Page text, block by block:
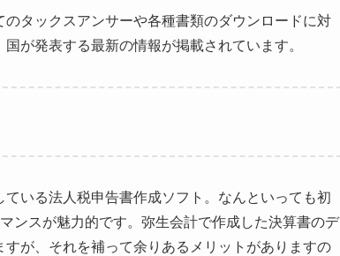
タックスアンサーや各種書類のダウンロードに対
が発表する最新の情報が掲載されています。
ている法人税申告書作成ソフト。なんといっても初
ンスが魅力的です。弥生会計で作成した決算書のデ
が、それを補って余りあるメリットがありますの